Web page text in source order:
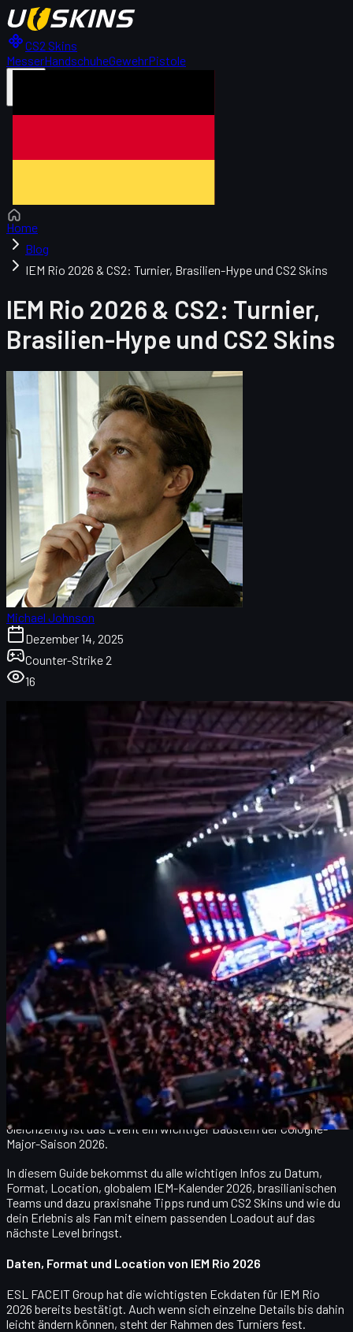
CS2 Skins
MesserHandschuheGewehrPistole
Home
Blog
IEM Rio 2026 & CS2: Turnier, Brasilien-Hype und CS2 Skins
IEM Rio 2026 & CS2: Turnier,
Brasilien-Hype und CS2 Skins
Michael Johnson
Dezember 14, 2025
Counter-Strike 2
16
IEM Rio 2026: Großer CS2-Hype kehrt nach Brasilien
Daten, Format und Location von IEM Rio 2026
Wie IEM Rio 2026 in die CS2-Saison passt
Alle bestätigten CS2 Intel Extreme Masters 2026
Rückblick: IEM Rio 2024 und NAVI’s Dominanz
Brasilianische Teams: Druck, Chancen und
Heimvorteil 2026
CS2 Skins & IEM: So machst du dein Fan-Erlebnis
einzigartig
Wie du CS2 Skins 2026 sicher und smart kaufst
Fazit: Warum IEM Rio 2026 ein Pflichttermin ist
IEM Rio 2026: Großer CS2-Hype kehrt nach Brasilien zurück
Die Intel Extreme Masters (IEM) stehen seit Jahren für Premium-
Esports in Counter-Strike. Wenn diese Serie nach Rio de Janeiro
zurückkehrt, treffen zwei Dinge aufeinander, die perfekt
zusammenpassen: Top-Tier CS2und die wohl
leidenschaftlichste Fanbase der Welt. IEM Rio 2026 wurde
offiziell während der Playoffs des Budapest Majors angekündigt
und markiert die große Rückkehr von Big Counter-Strike nach
Brasilien.
2024 war IEM Rio eines der emotionalsten Turniere im CS2-
Kalender. 2026 dürfen wir wieder Gänsehaut-Momente erwarten:
tosende brasilianische Fans, übervolle Arena, riesige Storylines
rund um internationale Top-Teams und lokale Heroes wie FURIA.
Gleichzeitig ist das Event ein wichtiger Baustein der Cologne-
Major-Saison 2026.
In diesem Guide bekommst du alle wichtigen Infos zu Datum,
Format, Location, globalem IEM-Kalender 2026, brasilianischen
Teams und dazu praxisnahe Tipps rund um CS2 Skins und wie du
dein Erlebnis als Fan mit einem passenden Loadout auf das
nächste Level bringst.
Daten, Format und Location von IEM Rio 2026
ESL FACEIT Group hat die wichtigsten Eckdaten für IEM Rio
2026 bereits bestätigt. Auch wenn sich einzelne Details bis dahin
leicht ändern können, steht der Rahmen des Turniers fest.